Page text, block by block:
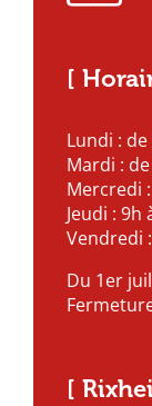
[
Lundi :
Mardi :
Mercredi
Jeudi : 9h
Vendredi
Du 1er
[